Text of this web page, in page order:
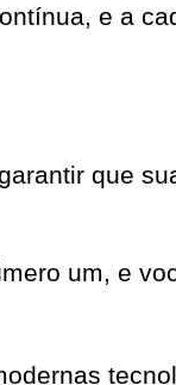
e a
que
um, e